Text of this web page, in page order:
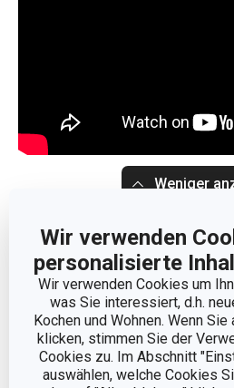
Wir verwenden
personalisierte
Wir verwenden Cookies um
was Sie interessiert, d.h.
Kochen und Wohnen. Wenn
klicken, stimmen Sie der
Cookies zu. Im Abschnitt
auswählen, welche Cookies
Weniger
Abmessungen
PRODUKTHÖHE (CM)
VOLUMEN (L)
PRODUKTLÄNGE (CM)